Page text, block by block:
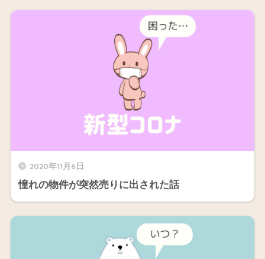
2020年11月6日
憧れの物件が突然売りに出された話